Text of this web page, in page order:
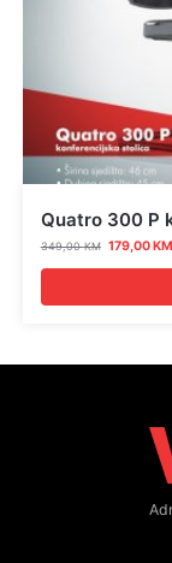
Quatro 300 P
349,00KM 179,00KM